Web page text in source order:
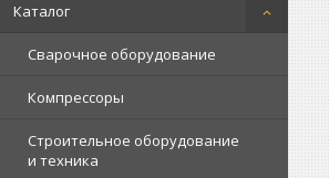
Каталог
Сварочное оборудование
Компрессоры
Строительное оборудование
и техника